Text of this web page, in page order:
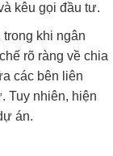
kêu gọi đầu tư.
khi ngân
rõ ràng về chia
các bên liên
Tuy nhiên, hiện
án.